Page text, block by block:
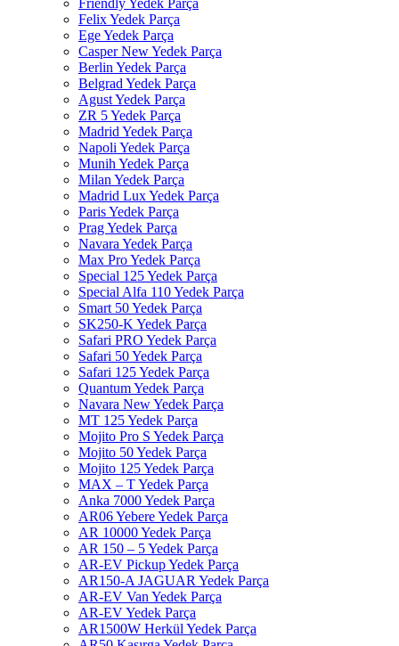
Felix Yedek Parça
Ege Yedek Parça
Casper New Yedek Parça
Berlin Yedek Parça
Belgrad Yedek Parça
Agust Yedek Parça
ZR 5 Yedek Parça
Madrid Yedek Parça
Napoli Yedek Parça
Munih Yedek Parça
Milan Yedek Parça
Madrid Lux Yedek Parça
Paris Yedek Parça
Prag Yedek Parça
Navara Yedek Parça
Max Pro Yedek Parça
Special 125 Yedek Parça
Special Alfa 110 Yedek Parça
Smart 50 Yedek Parça
SK250-K Yedek Parça
Safari PRO Yedek Parça
Safari 50 Yedek Parça
Safari 125 Yedek Parça
Quantum Yedek Parça
Navara New Yedek Parça
MT 125 Yedek Parça
Mojito Pro S Yedek Parça
Mojito 50 Yedek Parça
Mojito 125 Yedek Parça
MAX – T Yedek Parça
Anka 7000 Yedek Parça
AR06 Yebere Yedek Parça
AR 10000 Yedek Parça
AR 150 – 5 Yedek Parça
AR-EV Pickup Yedek Parça
AR150-A JAGUAR Yedek Parça
AR-EV Van Yedek Parça
AR-EV Yedek Parça
AR1500W Herkül Yedek Parça